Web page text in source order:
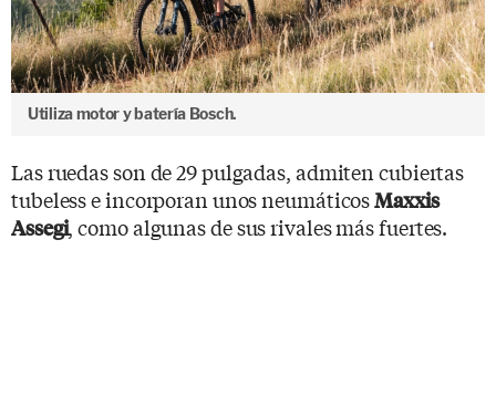
Utiliza motor y batería Bosch.
Las ruedas son de 29 pulgadas, admiten cubiertas
tubeless e incorporan unos neumáticosMaxxis
Assegi, como algunas de sus rivales más fuertes.